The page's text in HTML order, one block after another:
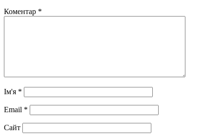
Коментар *
Ім'я *
Email *
Сайт